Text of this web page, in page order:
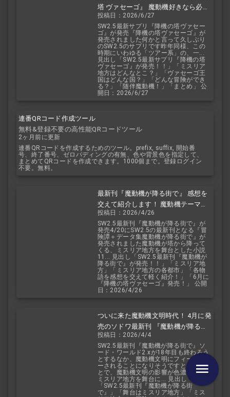
塔 ヴァセーゴ』 魔動機好きなら必
見！ 随伴魔動機と旅に出よう！
投稿日：2026/6/27
SW2.5最新サプリ『降機の塔ヴァセー
ゴ』が発売『降機の塔ヴァセーゴ』が
発売されました何かと言って久しぶり
のSW2.5のサプリです昨年同様、この
時期にいわゆる「ツアー系」の、一...
見出し「SW2.5最新サプリ『降機の塔
ヴァセーゴ』が発売！！」「ミスリア
地方はどんなとこ？」「ヴァセーゴ王
国はどんな国？」「どんな冒険ができ
る？」「随伴魔動機！」「まとめ」 公
開日：2026/6/27
連番QRコード作成ツール
無料&登録不要の高性能QRコードツール
2ヶ月前に更新
連番QRコードを作成するためのツール。prefix, suffix, 開始番
号、終了番号、ゼロパディングの有無、色や背景色を指定して、
まとめてQRコードを作成できます。1000個まで。登録ログイン
不要。無料。
最新刊『魔動機が降る街で』 感想を
交えて紹介します！ 魔動機テーマの
小説！ おもしろいデータも多数！
投稿日：2026/4/26
SW2.5最新刊『魔動機が降る街で』が
発売4/20にSW2.5の最新刊となる『冒
険譚＋データ集魔動機が降る街で』が
発売されました魔動機が塔から降って
くる、ミスリア地方を舞台とした小説
11... 見出し「SW2.5最新刊『魔動機が
降る街で』が発売！！」「ミスリア地
方」「ミスリア地方の各都市」「各物
語を感想を交えて軽く紹介！」「6月に
『降機の塔ヴァセーゴ』発売！」 公開
日：2026/4/26
ついに来た魔動機文明時代！ 4月に発
売のソドワ最新刊 『魔動機が降る街
で』 紹介・予想・考察！
投稿日：2026/4/4
SW2.5最新刊『魔動機が降る街で』ソ
ード・ワールド2.xが18年目も終わろう
とするなか、魔動機文明にフィーチャ
ーされることになりそうですというこ
とで、魔動機文明の影響が色濃く残る
ミスリア地方を舞台に... 見出し
「SW2.5最新刊『魔動機が降る街
で』」「舞台はミスリア地方」「ミス